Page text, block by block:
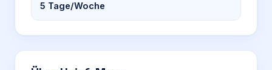
5 Tage/Woche